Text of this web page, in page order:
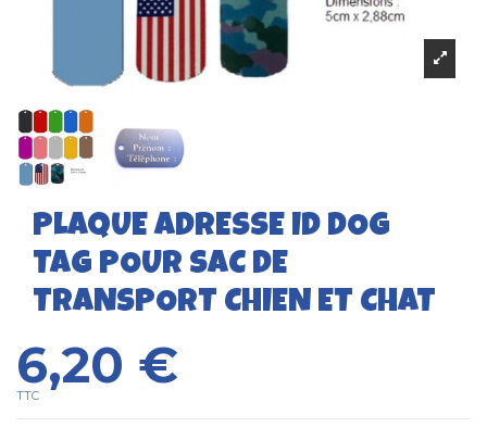
PLAQUE ADRESSE ID DOG
TAG POUR SAC DE
TRANSPORT CHIEN ET CHAT
6,20 €
TTC